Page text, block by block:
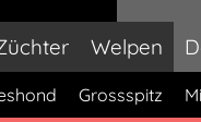
Welpen
Grossspitz